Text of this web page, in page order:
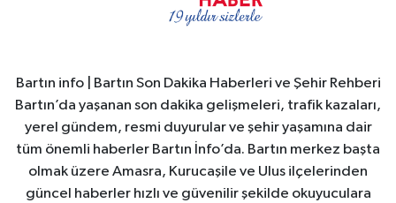
Bartın info | Bartın Son Dakika Haberleri ve Şehir Rehberi
Bartın’da yaşanan son dakika gelişmeleri, trafik kazaları,
yerel gündem, resmi duyurular ve şehir yaşamına dair
tüm önemli haberler Bartın İnfo’da. Bartın merkez başta
olmak üzere Amasra, Kurucaşile ve Ulus ilçelerinden
güncel haberler hızlı ve güvenilir şekilde okuyuculara